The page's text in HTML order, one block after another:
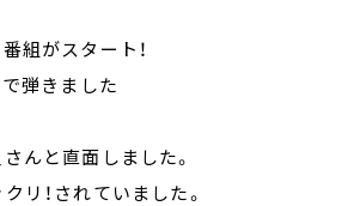
組がスタート！
弾きました
んと直面しました。
リ！されていました。